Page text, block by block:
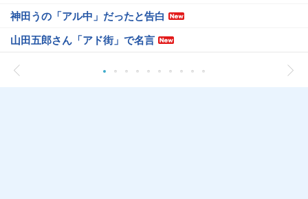
神田うの「アル中」だったと告白
山田五郎さん「アド街」で名言